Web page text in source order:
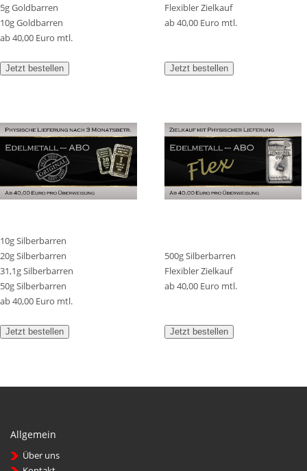
5g Goldbarren
10g Goldbarren
ab 40,00 Euro mtl.
Flexibler Zielkauf
ab 40,00 Euro mtl.
Jetzt bestellen Jetzt bestellen
10g Silberbarren
20g Silberbarren
31,1g Silberbarren
50g Silberbarren
ab 40,00 Euro mtl.
500g Silberbarren
Flexibler Zielkauf
ab 40,00 Euro mtl.
Jetzt bestellen Jetzt bestellen
Allgemein
Über uns